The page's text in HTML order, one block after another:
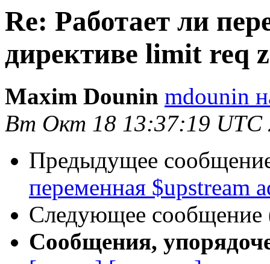
Re: Работает ли
директиве limit req
Maxim Dounin mdounin
Вт Окт 18 13:37:19 UTC
Предыдущее
переменная $upstream
Следующее сообщение
Сообщения,